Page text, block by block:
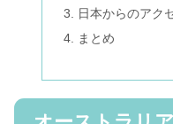
日本からのアク
まとめ